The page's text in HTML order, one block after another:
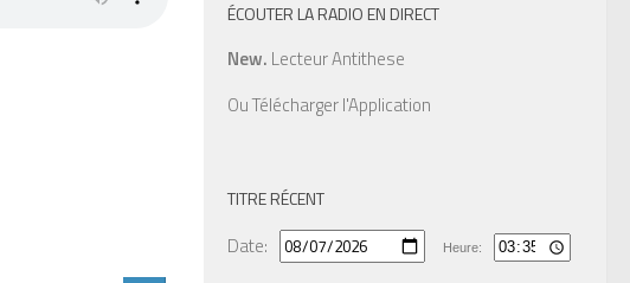
ÉCOUTER LA RADIO EN DIRECT
New. Lecteur Antithese
OuTélécharger l'Application
TITRE RÉCENT
Date: Heure: